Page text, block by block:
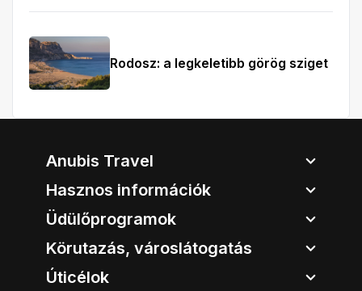
Rodosz: a legkeletibb görög sziget
Anubis Travel
Hasznos információk
Üdülőprogramok
Körutazás, városlátogatás
Úticélok